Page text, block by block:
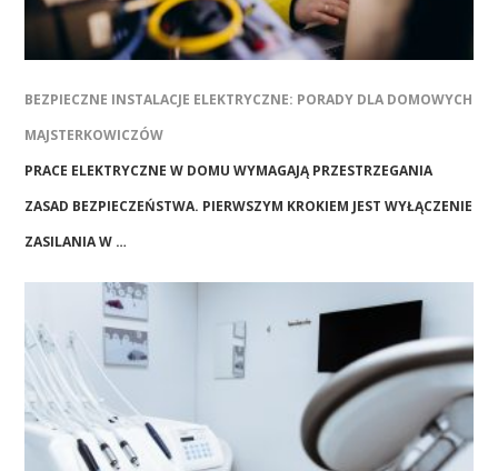
BEZPIECZNE INSTALACJE ELEKTRYCZNE: PORADY DLA DOMOWYCH
MAJSTERKOWICZÓW
PRACE ELEKTRYCZNE W DOMU WYMAGAJĄ PRZESTRZEGANIA
ZASAD BEZPIECZEŃSTWA. PIERWSZYM KROKIEM JEST WYŁĄCZENIE
ZASILANIA W …